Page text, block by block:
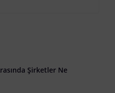
Şirketler Ne